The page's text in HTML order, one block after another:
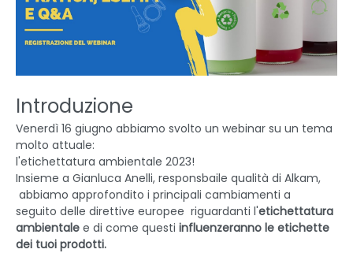
Introduzione
Venerdì 16 giugno abbiamo svolto un webinar su un tema
molto attuale:
l'etichettatura ambientale 2023!
Insieme a Gianluca Anelli, responsbaile qualità di Alkam,
abbiamo approfondito i principali cambiamenti a
seguito delle direttive europee  riguardanti l'etichettatura
ambientale e di come questi influenzeranno le etichette
dei tuoi prodotti.